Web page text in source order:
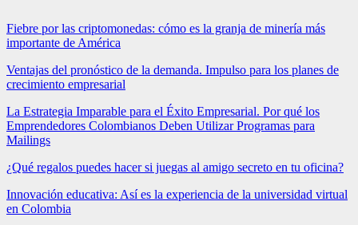
Fiebre por las criptomonedas: cómo es la granja de minería más
importante de América
Ventajas del pronóstico de la demanda. Impulso para los planes de
crecimiento empresarial
La Estrategia Imparable para el Éxito Empresarial. Por qué los
Emprendedores Colombianos Deben Utilizar Programas para
Mailings
¿Qué regalos puedes hacer si juegas al amigo secreto en tu oficina?
Innovación educativa: Así es la experiencia de la universidad virtual
en Colombia